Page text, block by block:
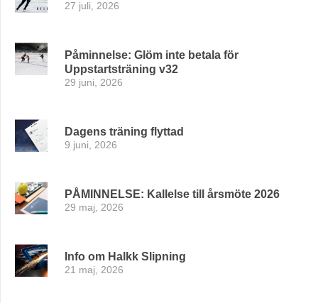
27 juli, 2026
Påminnelse: Glöm inte betala för
Uppstartsträning v32
29 juni, 2026
Dagens träning flyttad
9 juni, 2026
PÅMINNELSE: Kallelse till årsmöte 2026
29 maj, 2026
Info om Halkk Slipning
21 maj, 2026